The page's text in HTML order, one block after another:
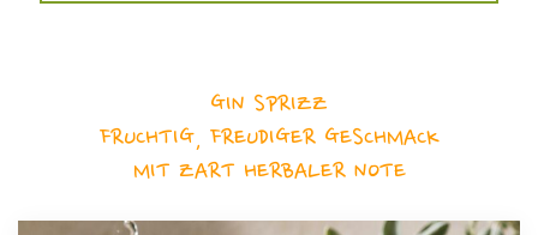
GIN SPRIZZ
FRUCHTIG, FREUDIGER GESCHMACK
MIT ZART HERBALER NOTE